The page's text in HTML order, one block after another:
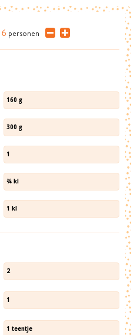
6 personen
160 g
300 g
1
¾ kl
1 kl
2
1
1 teentje